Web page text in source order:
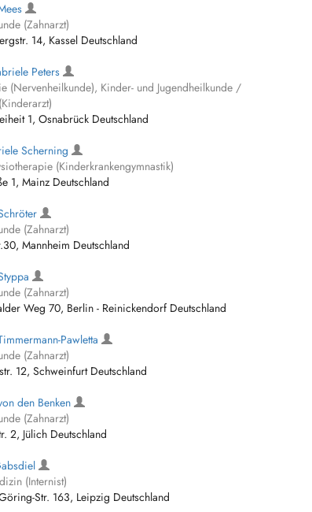
(Zahnarzt)
14, Kassel Deutschland
Peters
(Nervenheilkunde), Kinder- und Jugendheilkunde /
1, Osnabrück Deutschland
Scherning
(Kinderkrankengymnastik)
1, Mainz Deutschland
(Zahnarzt)
Mannheim Deutschland
(Zahnarzt)
Weg 70, Berlin - Reinickendorf Deutschland
Pawletta
(Zahnarzt)
12, Schweinfurt Deutschland
den Benken
(Zahnarzt)
2, Jülich Deutschland
(Internist)
Str. 163, Leipzig Deutschland